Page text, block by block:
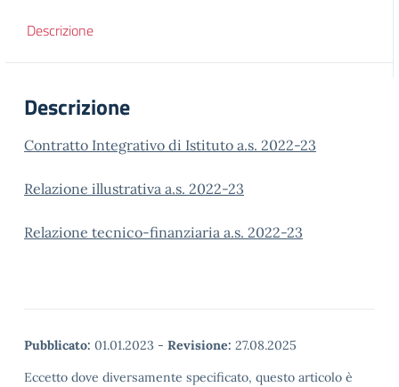
Descrizione
Descrizione
Contratto Integrativo di Istituto a.s. 2022-23
Relazione illustrativa a.s. 2022-23
Relazione tecnico-finanziaria a.s. 2022-23
Pubblicato: 01.01.2023 - Revisione: 27.08.2025
Eccetto dove diversamente specificato, questo articolo è